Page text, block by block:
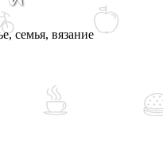
семья, вязание